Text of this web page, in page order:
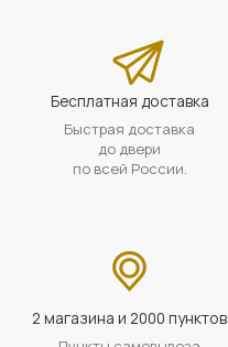
Бесплатная доставка
Быстрая доставка
до двери
по всей России.
2 магазина и 2000 пунктов